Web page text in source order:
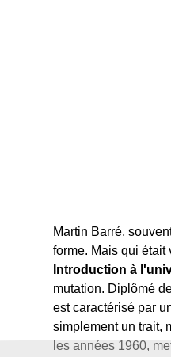
Martin Barré,
forme. Mais qui
Introduction à
mutation. Diplômé
est caractérisé par
simplement un trait,
les années 1960,